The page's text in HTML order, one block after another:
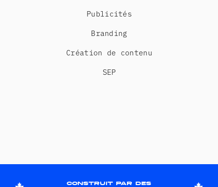
Publicités
Branding
Création de contenu
SEP
construit par des